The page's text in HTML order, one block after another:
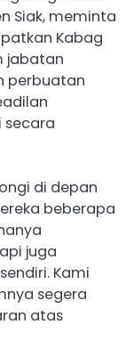
Siak, meminta
Kabag
jabatan
perbuatan
secara
di depan
beberapa
juga
Kami
segera
atas